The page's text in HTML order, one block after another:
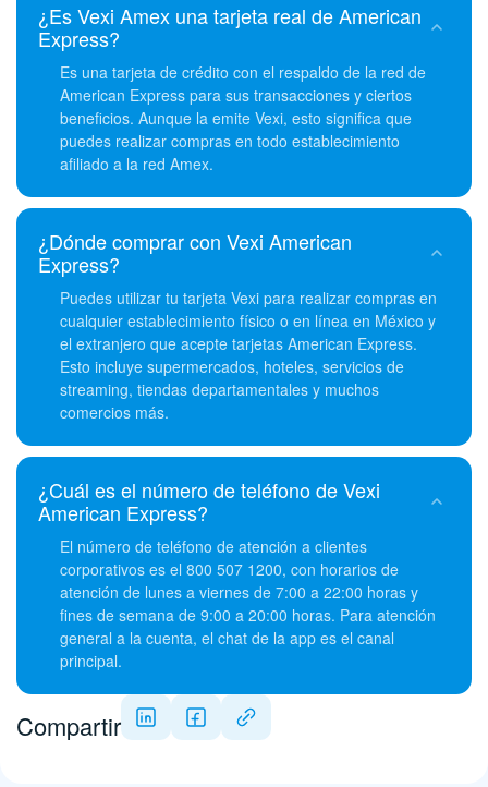
¿Es Vexi Amex una tarjeta real de American
Express?
Es una tarjeta de crédito con el respaldo de la red de
American Express para sus transacciones y ciertos
beneficios. Aunque la emite Vexi, esto significa que
puedes realizar compras en todo establecimiento
afiliado a la red Amex.
¿Dónde comprar con Vexi American
Express?
Puedes utilizar tu tarjeta Vexi para realizar compras en
cualquier establecimiento físico o en línea en México y
el extranjero que acepte tarjetas American Express.
Esto incluye supermercados, hoteles, servicios de
streaming, tiendas departamentales y muchos
comercios más.
¿Cuál es el número de teléfono de Vexi
American Express?
El número de teléfono de atención a clientes
corporativos es el 800 507 1200, con horarios de
atención de lunes a viernes de 7:00 a 22:00 horas y
fines de semana de 9:00 a 20:00 horas. Para atención
general a la cuenta, el chat de la app es el canal
principal.
Compartir